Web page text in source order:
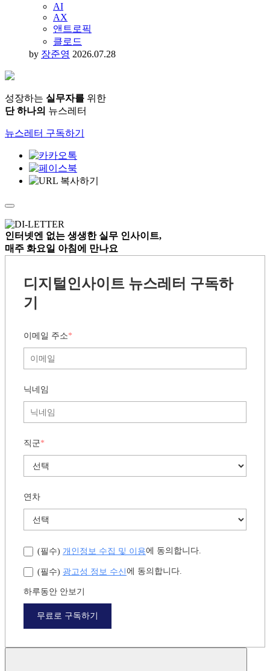
AI
AX
앤트로픽
클로드
by 장준영 2026.07.28
성장하는 실무자를 위한
단 하나의 뉴스레터
뉴스레터 구독하기
인터넷엔 없는 생생한 실무 인사이트,
매주 화요일 아침에 만나요
디지털인사이트 뉴스레터 구독하
기
이메일 주소*
닉네임
직군*
연차
(필수) 개인정보 수집 및 이용에 동의합니다.
(필수) 광고성 정보 수신에 동의합니다.
하루동안 안보기
무료로 구독하기